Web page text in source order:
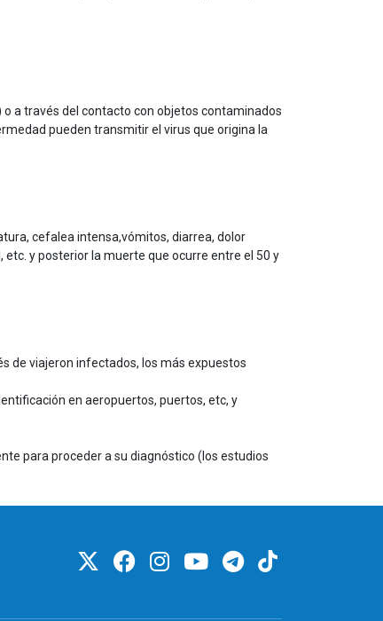
a través del contacto con objetos contaminados
pueden transmitir el virus que origina la
cefalea intensa,vómitos, diarrea, dolor
y posterior la muerte que ocurre entre el 50 y
de viajeron infectados, los más expuestos
en aeropuertos, puertos, etc, y
para proceder a su diagnóstico (los estudios